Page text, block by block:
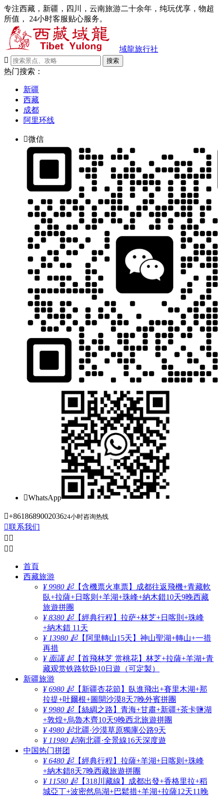
专注西藏，新疆，四川，云南旅游二十余年，纯玩优享，物超
所值， 24小时客服贴心服务。
域龍旅行社

搜索
热门搜索：
新疆
西藏
成都
阿里环线
微信
WhatsApp
+861868900203624小时咨询热线
联系我们
 
 
首頁
西藏旅游
¥ 9980 起【含機票火車票】成都往返飛機+青藏軟
臥+拉薩+日喀则+羊湖+珠峰+納木錯10天9晚西藏
旅遊拼團
¥ 8380 起【經典行程】拉萨+林芝+日喀則+珠峰
+納木錯 11天
¥ 13980 起【阿里轉山15天】神山聖湖+轉山+一措
再措
¥ 面議 起【首飛林芝 赏桃花】林芝+拉薩+羊湖+青
藏观赏铁路软卧10日遊（可定製）
新疆旅游
¥ 6980 起【新疆杏花節】臥進飛出+賽里木湖+那
拉提+吐爾根+圖開沙漠8天7晚外賓拼團
¥ 9980 起【絲綢之路】青海+甘肅+新疆+茶卡鹽湖
+敦煌+烏魯木齊10天9晚西北旅遊拼團
¥ 4980 起北疆·沙漠草原獨庫公路9天
¥ 11980 起南北疆·全景線16天深度遊
中国热门拼团
¥ 6480 起【經典行程】拉薩+羊湖+日喀则+珠峰
+納木錯8天7晚西藏旅遊拼團
¥ 11580 起【318川藏線】成都出發+香格里拉+稻
城亞丁+波密然烏湖+巴鬆措+羊湖+拉薩12天11晚